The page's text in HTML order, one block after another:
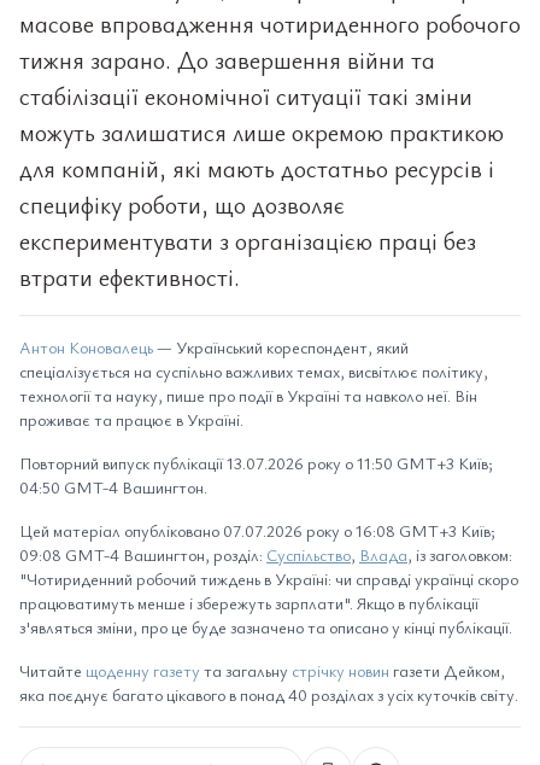
масове впровадження чотириденного робочого
тижня зарано. До завершення війни та
стабілізації економічної ситуації такі зміни
можуть залишатися лише окремою практикою
для компаній, які мають достатньо ресурсів і
специфіку роботи, що дозволяє
експериментувати з організацією праці без
втрати ефективності.
Антон Коновалець— Український кореспондент, який
спеціалізується на суспільно важливих темах, висвітлює політику,
технології та науку, пише про події в Україні та навколо неї. Він
проживає та працює в Україні.
Повторний випуск публікації 13.07.2026 року о 11:50 GMT+3 Київ;
04:50 GMT-4 Вашингтон.
Цей матеріал опубліковано 07.07.2026 року о 16:08 GMT+3 Київ;
09:08 GMT-4 Вашингтон, розділ: Суспільство, Влада, із заголовком:
"Чотириденний робочий тиждень в Україні: чи справді українці скоро
працюватимуть менше і збережуть зарплати". Якщо в публікації
з'являться зміни, про це буде зазначено та описано у кінці публікації.
Читайте щоденну газету та загальну стрічку новин газети Дейком,
яка поєднує багато цікавого в понад 40 розділах з усіх куточків світу.